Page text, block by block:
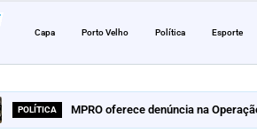
Capa Porto Velho Política Esporte
POLÍTICA MPRO oferece denúncia na